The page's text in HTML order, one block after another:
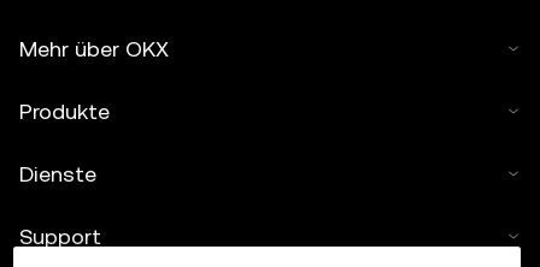
Mehr über OKX
Produkte
Dienste
Support